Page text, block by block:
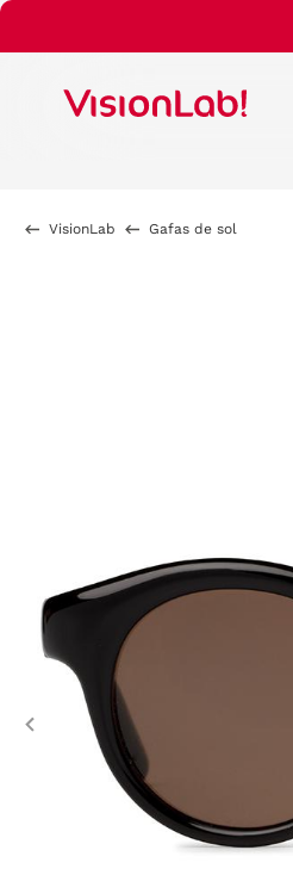
VisionLab Gafas de sol
Previous